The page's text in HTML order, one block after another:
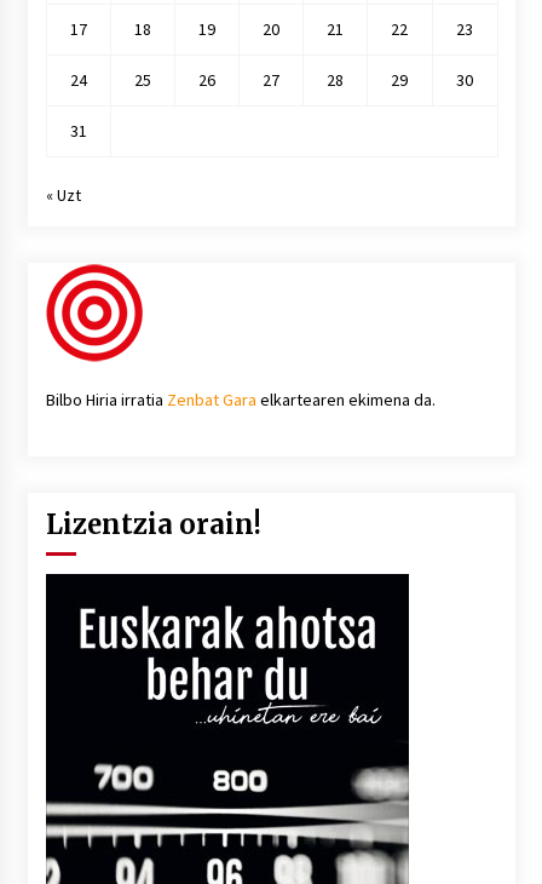
17 18 19 20 21 22 23
24 25 26 27 28 29 30
31
« Uzt
Bilbo Hiria irratia Zenbat Gara elkartearen ekimena da.
Lizentzia orain!